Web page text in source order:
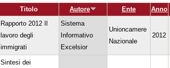
Titolo Autore Ente Anno
Rapporto 2012 Il
lavoro degli
immigrati
Sistema
Informativo
Excelsior
Unioncamere
Nazionale
2012
Sintesi dei